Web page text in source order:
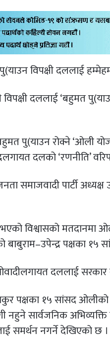
विपक्षी दललाई
विपक्षी दललाई ‘बहुमत
बहुमत पु(याउन रोक्ने ‘ओली
दलको ‘रणनीति’
समाजवादी पार्टी अध्यक्ष
भएको विश्वासको
बाबुराम–उपेन्द्र पक्षका १५
दललाई
पक्षका १५ सांसद
नहुने सार्वजनिक
समर्थन नगर्ने देखिएको छ ।